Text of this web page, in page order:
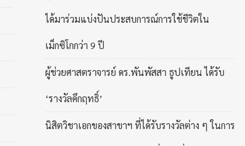
ได้มาร่วมแบ่งปันประสบการณ์การใช้ชีวิตใน
เม็กซิโกกว่า 9 ปี
ผู้ช่วยศาสตราจารย์ ดร.พันพัสสา ธูปเทียน ได้รับ
‘รางวัลคึกฤทธิ์’
นิสิตวิชาเอกของสาขาฯ ที่ได้รับรางวัลต่าง ๆ ในการ